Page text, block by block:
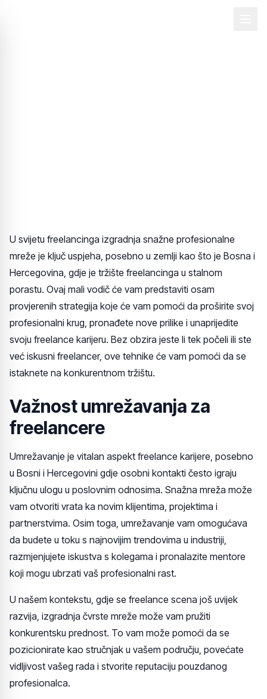
U svijetu freelancinga izgradnja snažne profesionalne
mreže je ključ uspjeha, posebno u zemlji kao što je Bosna i
Hercegovina, gdje je tržište freelancinga u stalnom
porastu. Ovaj mali vodič će vam predstaviti osam
provjerenih strategija koje će vam pomoći da proširite svoj
profesionalni krug, pronađete nove prilike i unaprijedite
svoju freelance karijeru. Bez obzira jeste li tek počeli ili ste
već iskusni freelancer, ove tehnike će vam pomoći da se
istaknete na konkurentnom tržištu.
Važnost umrežavanja za
freelancere
Umrežavanje je vitalan aspekt freelance karijere, posebno
u Bosni i Hercegovini gdje osobni kontakti često igraju
ključnu ulogu u poslovnim odnosima. Snažna mreža može
vam otvoriti vrata ka novim klijentima, projektima i
partnerstvima. Osim toga, umrežavanje vam omogućava
da budete u toku s najnovijim trendovima u industriji,
razmjenjujete iskustva s kolegama i pronalazite mentore
koji mogu ubrzati vaš profesionalni rast.
U našem kontekstu, gdje se freelance scena još uvijek
razvija, izgradnja čvrste mreže može vam pružiti
konkurentsku prednost. To vam može pomoći da se
pozicionirate kao stručnjak u vašem području, povećate
vidljivost vašeg rada i stvorite reputaciju pouzdanog
profesionalca.